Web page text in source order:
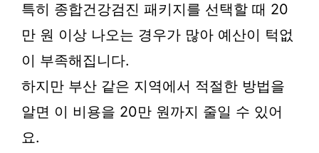
특히 종합건강검진 패키지를 선택할 때 20
만 원 이상 나오는 경우가 많아 예산이 턱없
이 부족해집니다.
하지만 부산 같은 지역에서 적절한 방법을
알면 이 비용을 20만 원까지 줄일 수 있어
요.